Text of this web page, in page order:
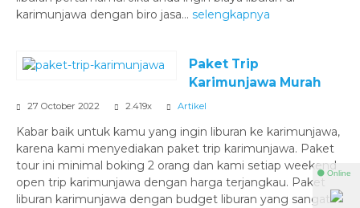
karimunjawa dengan biro jasa... selengkapnya
Paket Trip
Karimunjawa Murah
27 October 2022 2.419x Artikel
Kabar baik untuk kamu yang ingin liburan ke karimunjawa,
karena kami menyediakan paket trip karimunjawa. Paket
tour ini minimal boking 2 orang dan kami setiap weekend
open trip karimunjawa dengan harga terjangkau. Paket
liburan karimunjawa dengan budget liburan yang sangat
⚫ Online